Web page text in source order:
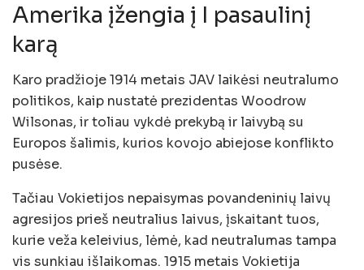
Amerika įžengia į I pasaulinį
karą
Karo pradžioje 1914 metais JAV laikėsi neutralumo
politikos, kaip nustatė prezidentas Woodrow
Wilsonas, ir toliau vykdė prekybą ir laivybą su
Europos šalimis, kurios kovojo abiejose konflikto
pusėse.
Tačiau Vokietijos nepaisymas povandeninių laivų
agresijos prieš neutralius laivus, įskaitant tuos,
kurie veža keleivius, lėmė, kad neutralumas tampa
vis sunkiau išlaikomas. 1915 metais Vokietija